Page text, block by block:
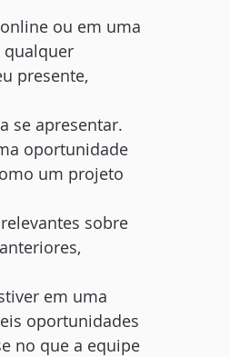
ou em uma
qualquer
presente,
se apresentar.
oportunidade
um projeto
sobre
em uma
oportunidades
no que a equipe